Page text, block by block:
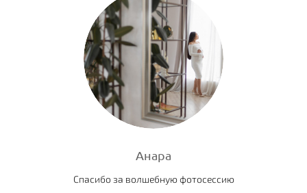
Анара
Спасибо за волшебную фотосессию